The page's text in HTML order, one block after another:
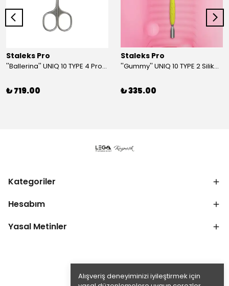
Alışveriş deneyiminizi iyileştirmek için
Staleks Pro
''Ballerina'' UNIQ 10 TYPE 4 Profesyonel Tırnak Eti Makası
₺ 719.00
Staleks Pro
''Gummy'' UNIQ 10 TYPE 2 Silikon Saplı Tırnak Eti İtici (Dar Yuvarlak + Yamuk İtici)
₺ 335.00
Kategoriler
Hesabım
Yasal Metinler